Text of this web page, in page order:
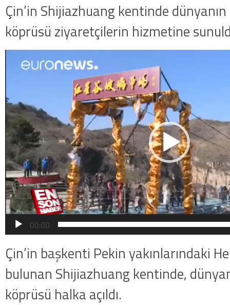
Çin’in Shijiazhuang kentinde
köprüsü ziyaretçilerin hizmetine
oynatıcı
00:00
Çin’in başkenti Pekin yakınlarındaki
bulunan Shijiazhuang kentinde,
köprüsü halka açıldı.